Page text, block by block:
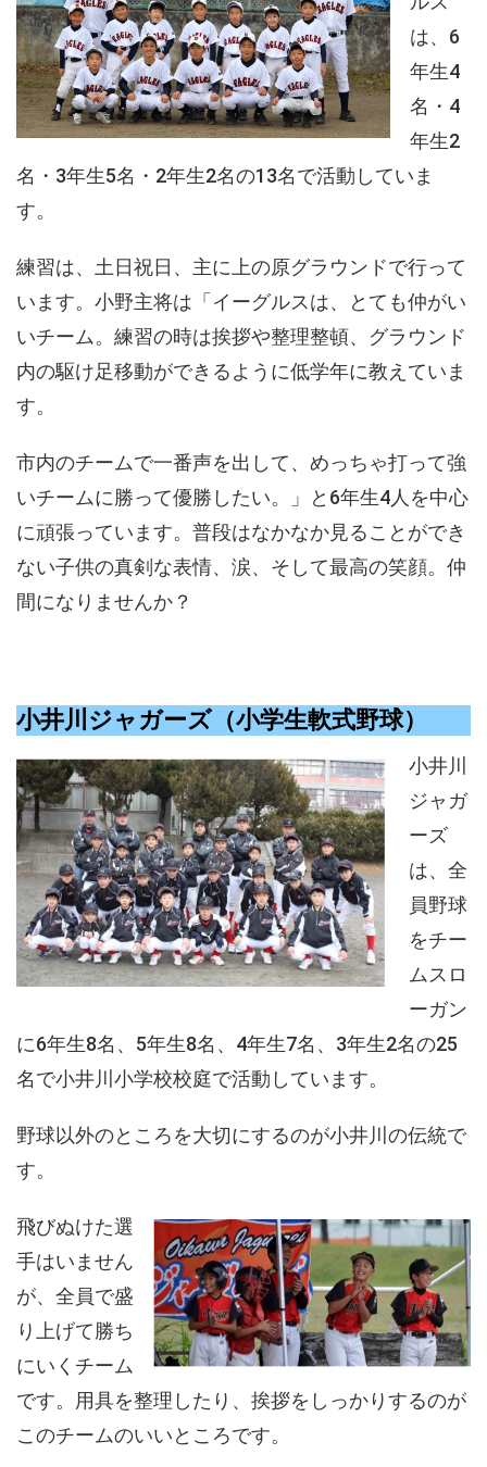
は、6
年生4
名・4
年生2
名・3年生5名・2年生2名の13名で活動していま
す。
練習は、土日祝日、主に上の原グラウンドで行って
います。小野主将は「イーグルスは、とても仲がい
いチーム。練習の時は挨拶や整理整頓、グラウンド
内の駆け足移動ができるように低学年に教えていま
す。
市内のチームで一番声を出して、めっちゃ打って強
いチームに勝って優勝したい。」と6年生4人を中心
に頑張っています。普段はなかなか見ることができ
ない子供の真剣な表情、涙、そして最高の笑顔。仲
間になりませんか？
小井川ジャガーズ（小学生軟式野球）
小井川
ジャガ
ーズ
は、全
員野球
をチー
ムスロ
ーガン
に6年生8名、5年生8名、4年生7名、3年生2名の25
名で小井川小学校校庭で活動しています。
野球以外のところを大切にするのが小井川の伝統で
す。
飛びぬけた選
手はいません
が、全員で盛
り上げて勝ち
にいくチーム
です。用具を整理したり、挨拶をしっかりするのが
このチームのいいところです。